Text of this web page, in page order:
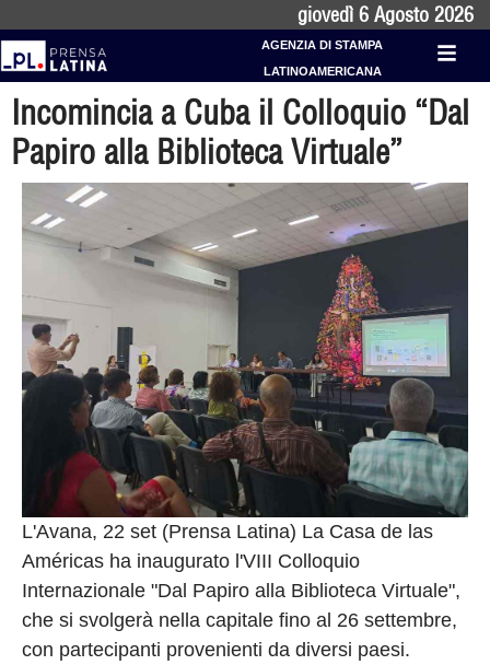
giovedì 6 Agosto 2026
AGENZIA DI STAMPA
LATINOAMERICANA
Incomincia a Cuba il Colloquio “Dal
Papiro alla Biblioteca Virtuale”
L'Avana, 22 set (Prensa Latina) La Casa de las
Américas ha inaugurato l'VIII Colloquio
Internazionale "Dal Papiro alla Biblioteca Virtuale",
che si svolgerà nella capitale fino al 26 settembre,
con partecipanti provenienti da diversi paesi.